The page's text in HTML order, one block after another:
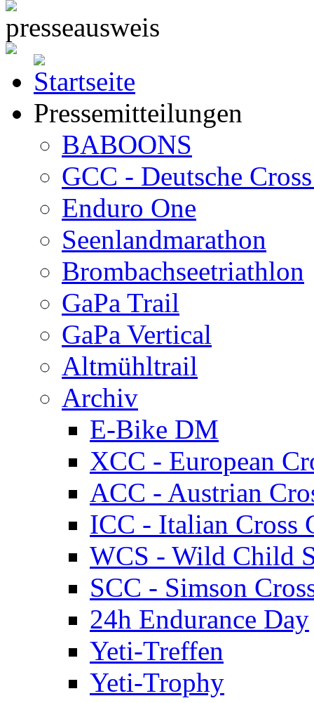
Pressemitteilungen
BABOONS
GCC - Deutsche
Enduro One
Seenlandmarathon
Brombachseetriathlon
GaPa Trail
GaPa Vertical
Altmühltrail
Archiv
E-Bike DM
XCC - European
ACC - Austrian
ICC - Italian Cross
WCS - Wild Child
SCC - Simson
24h Endurance Day
Yeti-Treffen
Yeti-Trophy